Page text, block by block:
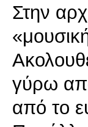
Στην
γύρω
από το